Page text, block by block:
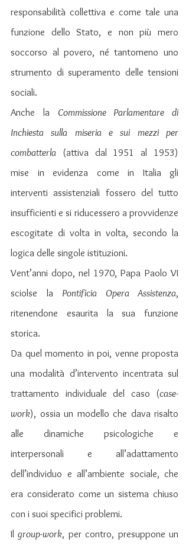
responsabilità collettiva e come tale una
funzione dello Stato, e non più mero
soccorso al povero, né tantomeno uno
strumento di superamento delle tensioni
sociali.
Anche la Commissione Parlamentare di
Inchiesta sulla miseria e sui mezzi per
combatterla (attiva dal 1951 al 1953)
mise in evidenza come in Italia gli
interventi assistenziali fossero del tutto
insufficienti e si riducessero a provvidenze
escogitate di volta in volta, secondo la
logica delle singole istituzioni.
Vent’anni dopo, nel 1970, Papa Paolo VI
sciolse la Pontificia Opera Assistenza,
ritenendone esaurita la sua funzione
storica.
Da quel momento in poi, venne proposta
una modalità d’intervento incentrata sul
trattamento individuale del caso (case-
work), ossia un modello che dava risalto
alle dinamiche psicologiche e
interpersonali e all’adattamento
dell’individuo e all’ambiente sociale, che
era considerato come un sistema chiuso
con i suoi specifici problemi.
Il group-work, per contro, presuppone un